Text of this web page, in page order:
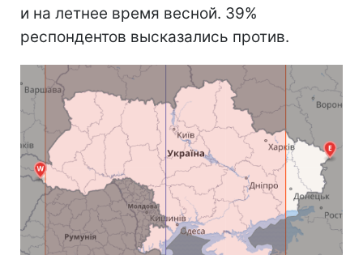
и на летнее время весной. 39%
респондентов высказались против.